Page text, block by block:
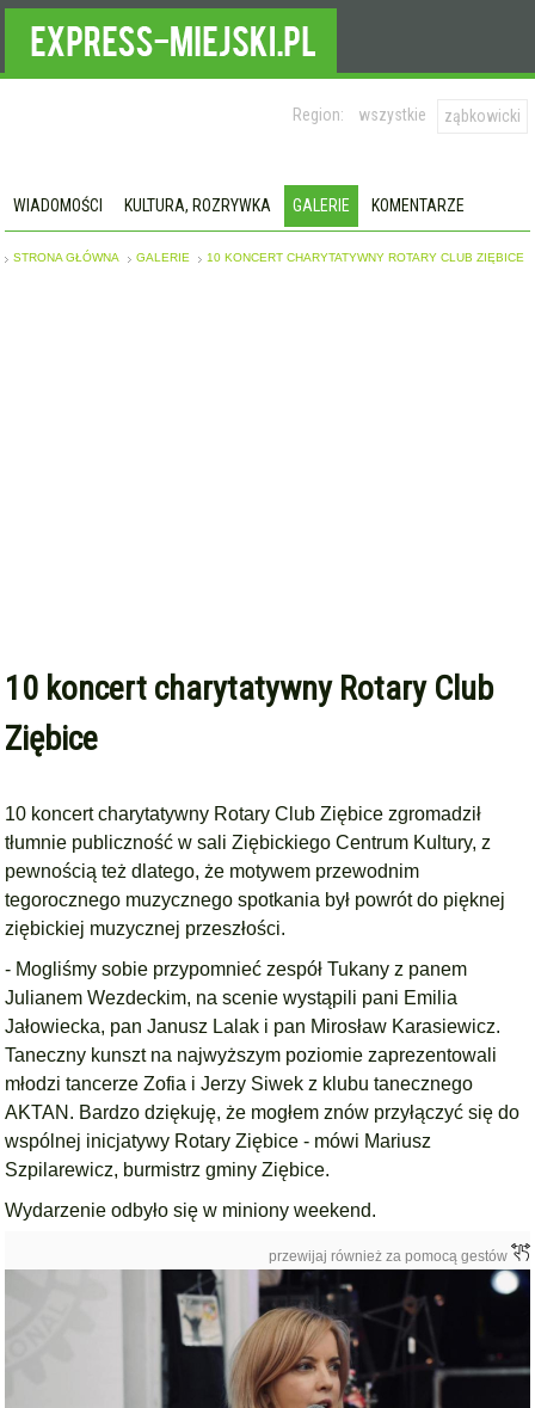
Region: wszystkie ząbkowicki
WIADOMOŚCI KULTURA, ROZRYWKA GALERIE KOMENTARZE
STRONA GŁÓWNA GALERIE 10 KONCERT CHARYTATYWNY ROTARY CLUB ZIĘBICE
10 koncert charytatywny Rotary Club
Ziębice
10 koncert charytatywny Rotary Club Ziębice zgromadził
tłumnie publiczność w sali Ziębickiego Centrum Kultury, z
pewnością też dlatego, że motywem przewodnim
tegorocznego muzycznego spotkania był powrót do pięknej
ziębickiej muzycznej przeszłości.
- Mogliśmy sobie przypomnieć zespół Tukany z panem
Julianem Wezdeckim, na scenie wystąpili pani Emilia
Jałowiecka, pan Janusz Lalak i pan Mirosław Karasiewicz.
Taneczny kunszt na najwyższym poziomie zaprezentowali
młodzi tancerze Zofia i Jerzy Siwek z klubutanecznego
AKTAN. Bardzo dziękuję, że mogłem znów przyłączyć się do
wspólnej inicjatywy Rotary Ziębice - mówi Mariusz
Szpilarewicz, burmistrz gminy Ziębice.
Wydarzenie odbyło się w miniony weekend.
przewijaj również za pomocą gestów